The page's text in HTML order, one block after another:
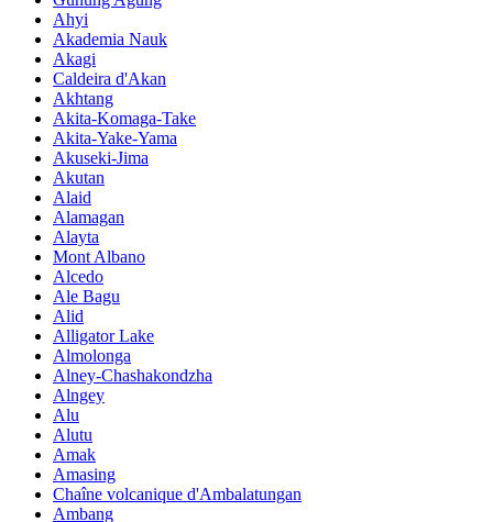
Ahyi
Akademia Nauk
Akagi
Caldeira d'Akan
Akhtang
Akita-Komaga-Take
Akita-Yake-Yama
Akuseki-Jima
Akutan
Alaid
Alamagan
Alayta
Mont Albano
Alcedo
Ale Bagu
Alid
Alligator Lake
Almolonga
Alney-Chashakondzha
Alngey
Alu
Alutu
Amak
Amasing
Chaîne volcanique d'Ambalatungan
Ambang